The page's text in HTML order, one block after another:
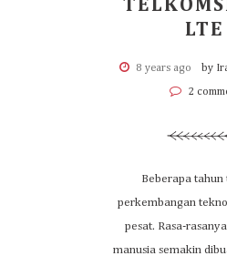
LTE
8 years ago by
2
Beberapa
perkembangan
pesat. Rasa-
manusia semakin